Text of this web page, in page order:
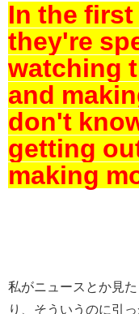
In the first
they're
watching
and
don't
getting
making
私がニュースとか見
り、そういうのに引